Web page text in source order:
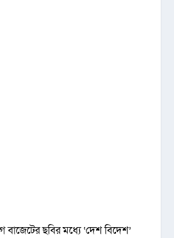
বাজেটের ছবির মধ্যে ‘দেশ বিদেশ’